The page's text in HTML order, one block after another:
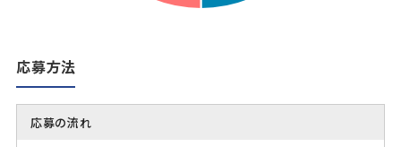
応募方法
応募の流れ